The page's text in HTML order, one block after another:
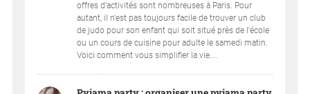
offres d'activités sont nombreuses à Paris. Pour
autant, il n'est pas toujours facile de trouver un club
de judo pour son enfant qui soit situé près de l'école
ou un cours de cuisine pour adulte le samedi matin.
Voici comment vous simplifier la vie....